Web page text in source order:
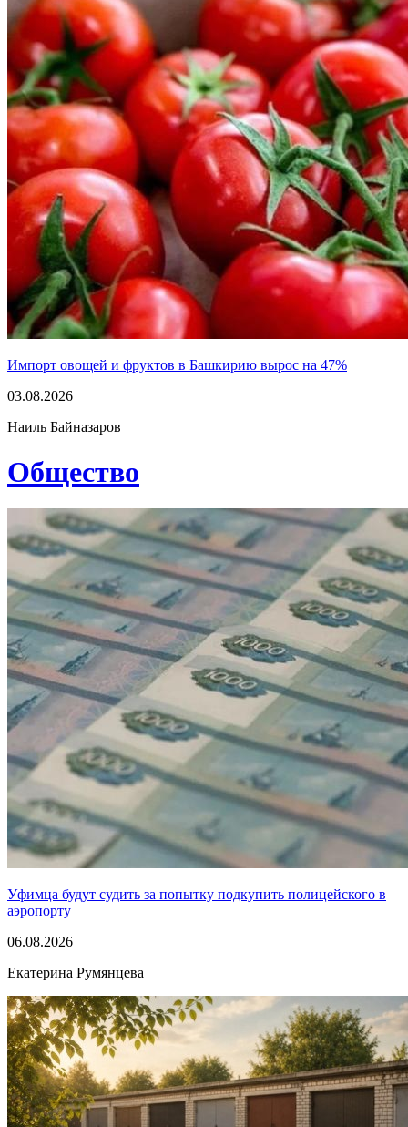
Импорт овощей и фруктов в Башкирию вырос на 47%
03.08.2026
Наиль Байназаров
Общество
Уфимца будут судить за попытку подкупить полицейского в
аэропорту
06.08.2026
Екатерина Румянцева